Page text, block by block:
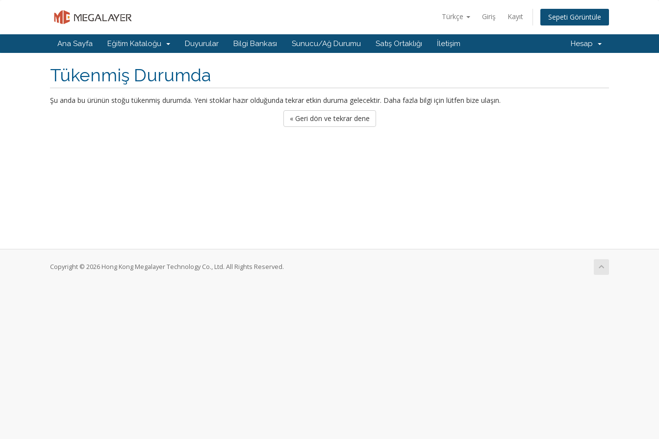
Türkçe Giriş Kayıt Sepeti Görüntüle
Ana Sayfa Eğitim Kataloğu Duyurular Bilgi Bankası Sunucu/Ağ Durumu Satış Ortaklığı İletişim Hesap
Tükenmiş Durumda
Şu anda bu ürünün stoğu tükenmiş durumda. Yeni stoklar hazır olduğunda tekrar etkin duruma gelecektir. Daha fazla bilgi için lütfen bize ulaşın.
« Geri dön ve tekrar dene
Copyright © 2026 Hong Kong Megalayer Technology Co., Ltd. All Rights Reserved.